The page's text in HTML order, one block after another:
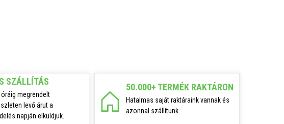
SZÁLLÍTÁS
megrendelt
levő árut a
napján elküldjük.
50.000+ TERMÉK RAKTÁRON
Hatalmas saját raktáraink vannak és
azonnal szállítunk.